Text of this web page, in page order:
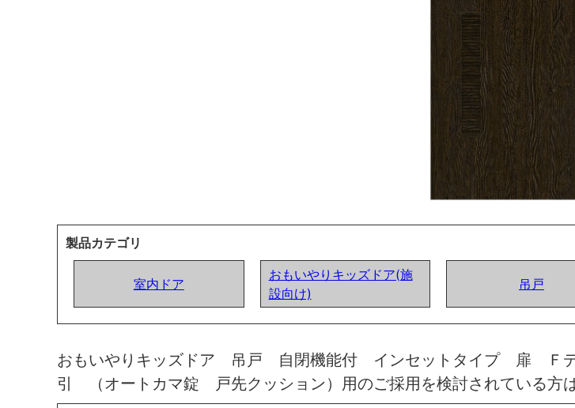
製品カテゴリ
室内ドア
おもいやりキッズドア(施
設向け)
吊戸
おもいやりキッズドア 吊戸 自閉機能付 インセットタイプ 扉
引 （オートカマ錠 戸先クッション）用のご採用を検討されている方